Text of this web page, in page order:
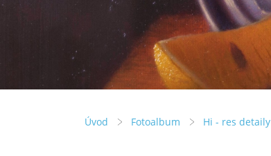
Úvod Fotoalbum Hi - res detaily